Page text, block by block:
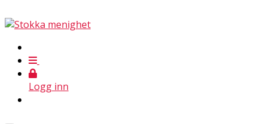
Logg inn